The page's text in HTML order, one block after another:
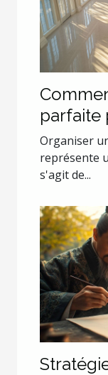
parfaite
Organiser
représente
s'agit de...